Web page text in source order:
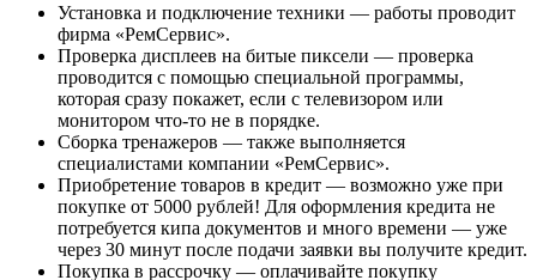
Установка и подключение техники — работы проводит
фирма «РемСервис».
Проверка дисплеев на битые пиксели — проверка
проводится с помощью специальной программы,
которая сразу покажет, если с телевизором или
монитором что-то не в порядке.
Сборка тренажеров — также выполняется
специалистами компании «РемСервис».
Приобретение товаров в кредит — возможно уже при
покупке от 5000 рублей! Для оформления кредита не
потребуется кипа документов и много времени — уже
через 30 минут после подачи заявки вы получите кредит.
Покупка в рассрочку — оплачивайте покупку